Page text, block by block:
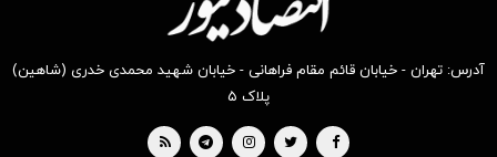
آدرس: تهران - خیابان قائم مقام فراهانی - خیابان شهید محمدی خدری (شاهین)
پلاک ۵